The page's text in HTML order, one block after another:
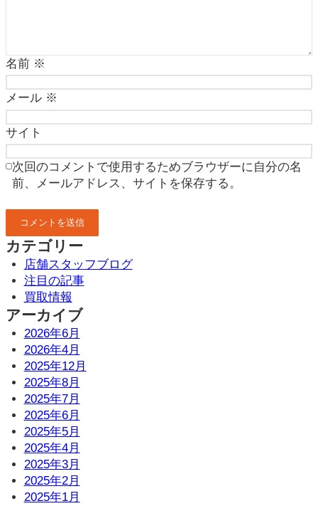
名前 ※
メール ※
サイト
次回のコメントで使用するためブラウザーに自分の名
前、メールアドレス、サイトを保存する。
カテゴリー
店舗スタッフブログ
注目の記事
買取情報
アーカイブ
2026年6月
2026年4月
2025年12月
2025年8月
2025年7月
2025年6月
2025年5月
2025年4月
2025年3月
2025年2月
2025年1月